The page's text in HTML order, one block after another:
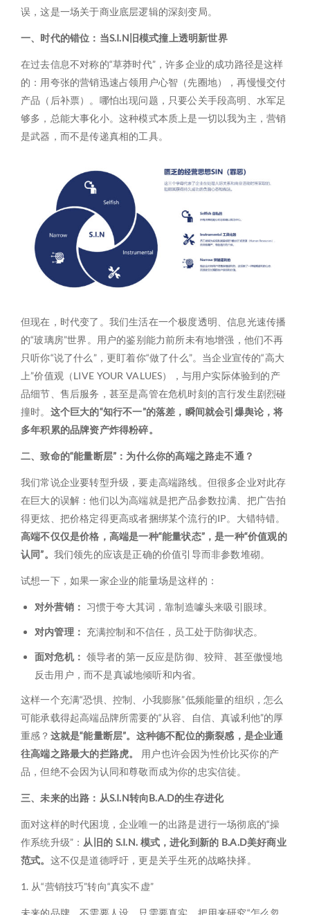
误，这是一场关于商业底层逻辑的深刻变局。
一、时代的错位：当S.I.N旧模式撞上透明新世界
在过去信息不对称的“草莽时代”，许多企业的成功路径是这样
的：用夸张的营销迅速占领用户心智（先圈地），再慢慢交付
产品（后补票）。哪怕出现问题，只要公关手段高明、水军足
够多，总能大事化小。这种模式本质上是一切以我为主，营销
是武器，而不是传递真相的工具。
但现在，时代变了。我们生活在一个极度透明、信息光速传播
的“玻璃房”世界。用户的鉴别能力前所未有地增强，他们不再
只听你“说了什么”，更盯着你“做了什么”。当企业宣传的“高大
上”价值观（LIVE YOUR VALUES），与用户实际体验到的产
品细节、售后服务，甚至是高管在危机时刻的言行发生剧烈碰
撞时。 这个巨大的“知行不一”的落差，瞬间就会引爆舆论，将
多年积累的品牌资产炸得粉碎。
二、致命的“能量断层”：为什么你的高端之路走不通？
我们常说企业要转型升级，要走高端路线。但很多企业对此存
在巨大的误解：他们以为高端就是把产品参数拉满、把广告拍
得更炫、把价格定得更高或者捆绑某个流行的IP。大错特错。
高端不仅仅是价格，高端是一种“能量状态”，是一种“价值观的
认同”。 我们领先的应该是正确的价值引导而非参数堆砌。
试想一下，如果一家企业的能量场是这样的：
对外营销： 习惯于夸大其词，靠制造噱头来吸引眼球。
对内管理： 充满控制和不信任，员工处于防御状态。
面对危机： 领导者的第一反应是防御、狡辩、甚至傲慢地
反击用户，而不是真诚地倾听和内省。
这样一个充满“恐惧、控制、小我膨胀”低频能量的组织，怎么
可能承载得起高端品牌所需要的“从容、自信、真诚利他”的厚
重感？ 这就是“能量断层”。这种德不配位的撕裂感，是企业通
往高端之路最大的拦路虎。
用户也许会因为性价比买你的产
品，但绝不会因为认同和尊敬而成为你的忠实信徒。
三、未来的出路：从S.I.N转向B.A.D的生存进化
面对这样的时代困境，企业唯一的出路是进行一场彻底的“操
作系统升级”： 从旧的 S.I.N. 模式，进化到新的 B.A.D美好商业
范式。 这不仅是道德呼吁，更是关乎生死的战略抉择。
1. 从“营销技巧”转向“真实不虚”
未来的品牌，不需要人设，只需要真实。把用来研究“怎么忽